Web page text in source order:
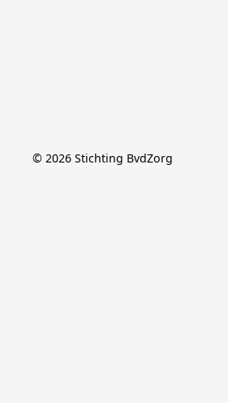
© 2026 Stichting BvdZorg